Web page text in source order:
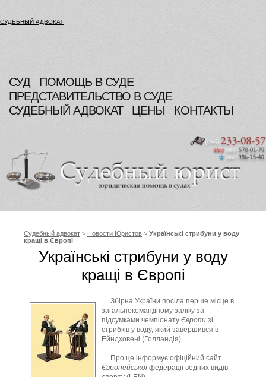
СУДЕБНЫЙ АДВОКАТ
СУД
ПОМОЩЬ В СУДЕ
ПРЕДСТАВИТЕЛЬСТВО В СУДЕ
СУДЕБНЫЙ АДВОКАТ
ЦЕНЫ КОНТАКТЫ
Судебный адвокат > Новости Юристов > Українські стрибуни у воду
кращі в Європі
Українські стрибуни у воду
кращі в Європі
Збірна України посіла перше місце в
загальнокомандному заліку за
підсумками чемпіонату Європи зі
стрибків у воду, який завершився в
Ейндховені (Голландія).
Про це інформує офіційний сайт
Європейськоїфедерації водних видів